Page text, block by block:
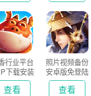
行业平台
下载安装
2026
查看
照片视频备份
安卓版免登陆
版
查看